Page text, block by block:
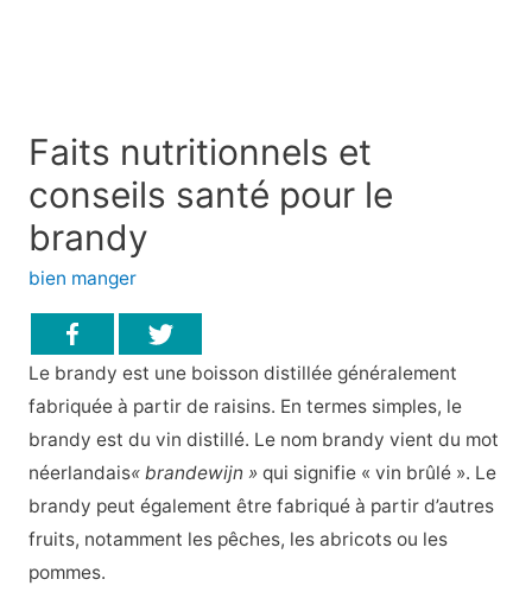
Faits nutritionnels et
conseils santé pour le
brandy
bien manger
Le brandy est une boisson distillée généralement
fabriquée à partir de raisins. En termes simples, le
brandy est du vin distillé. Le nom brandy vient du mot
néerlandais« brandewijn »qui signifie « vin brûlé ». Le
brandy peut également être fabriqué à partir d’autres
fruits, notamment les pêches, les abricots ou les
pommes.